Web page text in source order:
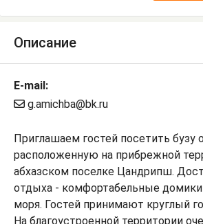
Описание
E-mail:
g.amichba@bk.ru
Приглашаем гостей посетить бузу
расположенную на прибрежной
абхазском поселке Цандрипш.
отдыха - комфортабельные
моря. Гостей принимают круглый
На благоустроенной территории